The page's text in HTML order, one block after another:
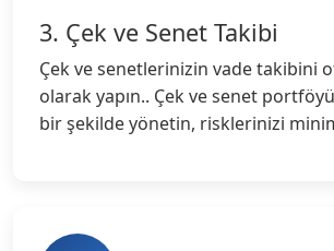
3. Çek ve Senet Takibi
Çek ve senetlerinizin vade takibini
olarak yapın.. Çek ve senet
bir şekilde yönetin, risklerinizi